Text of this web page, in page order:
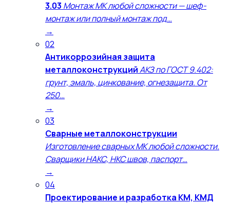
3.03 Монтаж МК любой сложности — шеф-
монтаж или полный монтаж под…
→
02
Антикоррозийная защита
металлоконструкцийАКЗ по ГОСТ 9.402:
грунт, эмаль, цинкование, огнезащита. От
250…
→
03
Сварные металлоконструкции
Изготовление сварных МК любой сложности.
Сварщики НАКС, НКС швов, паспорт…
→
04
Проектирование и разработка КМ, КМД